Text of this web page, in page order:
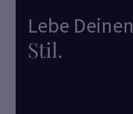
Lebe Deinen
Stil.